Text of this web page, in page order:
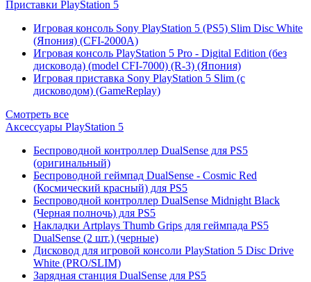
Приставки PlayStation 5
Игровая консоль Sony PlayStation 5 (PS5) Slim Disc White
(Япония) (CFI-2000A)
Игровая консоль PlayStation 5 Pro - Digital Edition (без
дисковода) (model CFI-7000) (R-3) (Япония)
Игровая приставка Sony PlayStation 5 Slim (с
дисководом) (GameReplay)
Смотреть все
Аксессуары PlayStation 5
Беспроводной контроллер DualSense для PS5
(оригинальный)
Беспроводной геймпад DualSense - Cosmic Red
(Космический красный) для PS5
Беспроводной контроллер DualSense Midnight Black
(Черная полночь) для PS5
Накладки Artplays Thumb Grips для геймпада PS5
DualSense (2 шт.) (черные)
Дисковод для игровой консоли PlayStation 5 Disc Drive
White (PRO/SLIM)
Зарядная станция DualSense для PS5